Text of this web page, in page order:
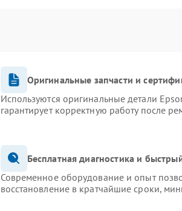
Оригинальные запчасти и
Используются оригинальные детали
гарантирует корректную работу после
Бесплатная диагностика и
Современное оборудование и опыт
восстановление в кратчайшие сроки,